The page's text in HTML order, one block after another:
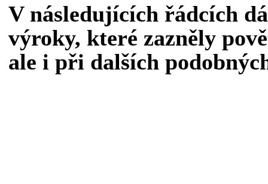
V následujících řádcích
výroky, které zazněly
ale i při dalších